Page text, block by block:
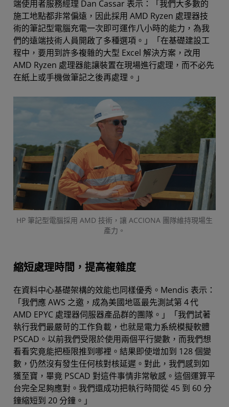
端使用者服務經理 Dan Cassar 表示：「我們大多數的
施工地點都非常偏遠，因此採用 AMD Ryzen 處理器技
術的筆記型電腦充電一次即可運作八小時的能力，為我
們的遠端技術人員開啟了多種選項。」「在基礎建設工
程中，要用到許多複雜的大型 Excel 解決方案，改用
AMD Ryzen 處理器能讓裝置在現場進行處理，而不必先
在紙上或手機做筆記之後再處理。」
HP 筆記型電腦採用 AMD 技術，讓 ACCIONA 團隊維持現場生
產力。
縮短處理時間，提高複雜度
在資料中心基礎架構的效能也同樣優秀。Mendis 表示：
「我們應 AWS 之邀，成為美國地區最先測試第 4代
AMD EPYC 處理器伺服器產品群的團隊。」「我們試著
執行我們最嚴苛的工作負載，也就是電力系統模擬軟體
PSCAD。以前我們受限於使用兩個平行變數，而我們想
看看究竟能把極限推到哪裡。結果即使增加到 128 個變
數，仍然沒有發生任何核對核延遲。對此，我們感到如
獲至寶，畢竟 PSCAD 對這件事情非常敏感。這個運算平
台完全足夠應對。我們還成功把執行時間從 45 到 60 分
鐘縮短到 20 分鐘。」